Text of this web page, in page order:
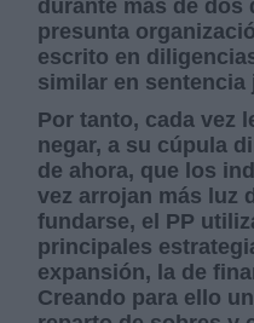
durante más de dos
presunta
escrito en
similar en sentencia
Por tanto, cada vez
negar, a su cúpula
de ahora, que los
vez arrojan más luz
fundarse, el PP
principales
expansión, la de
Creando para ello